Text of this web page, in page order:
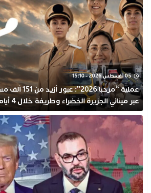
05 أغسطس 2026 - 15:10
عملية “مرحبا
عبر مينائي الجزيرة الخضراء وطريفة خلال 4 أيام